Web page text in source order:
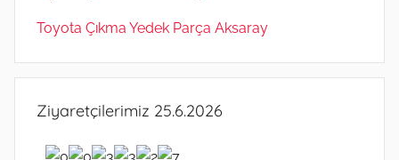
Toyota Çıkma Yedek Parça Aksaray
Ziyaretçilerimiz 25.6.2026